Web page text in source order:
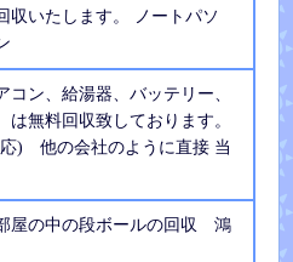
いたします。 ノートパソ
ン、給湯器、バッテリー、
無料回収致しております。
) 他の会社のように直接 当
の中の段ボールの回収 鴻